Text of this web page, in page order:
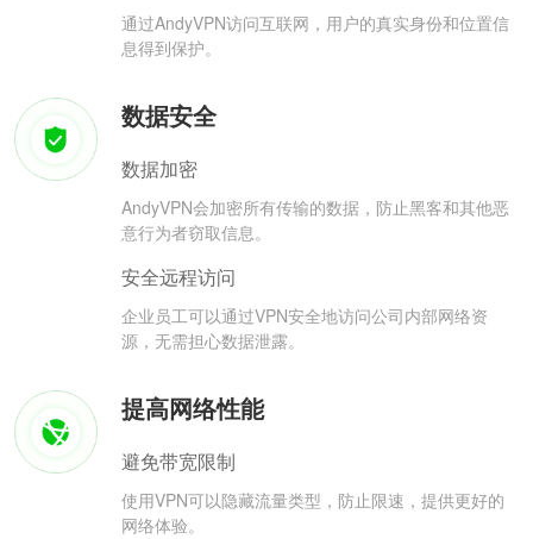
通过AndyVPN访问互联网，用户的真实身份和位置信
息得到保护。
数据安全
数据加密
AndyVPN会加密所有传输的数据，防止黑客和其他恶
意行为者窃取信息。
安全远程访问
企业员工可以通过VPN安全地访问公司内部网络资
源，无需担心数据泄露。
提高网络性能
避免带宽限制
使用VPN可以隐藏流量类型，防止限速，提供更好的
网络体验。